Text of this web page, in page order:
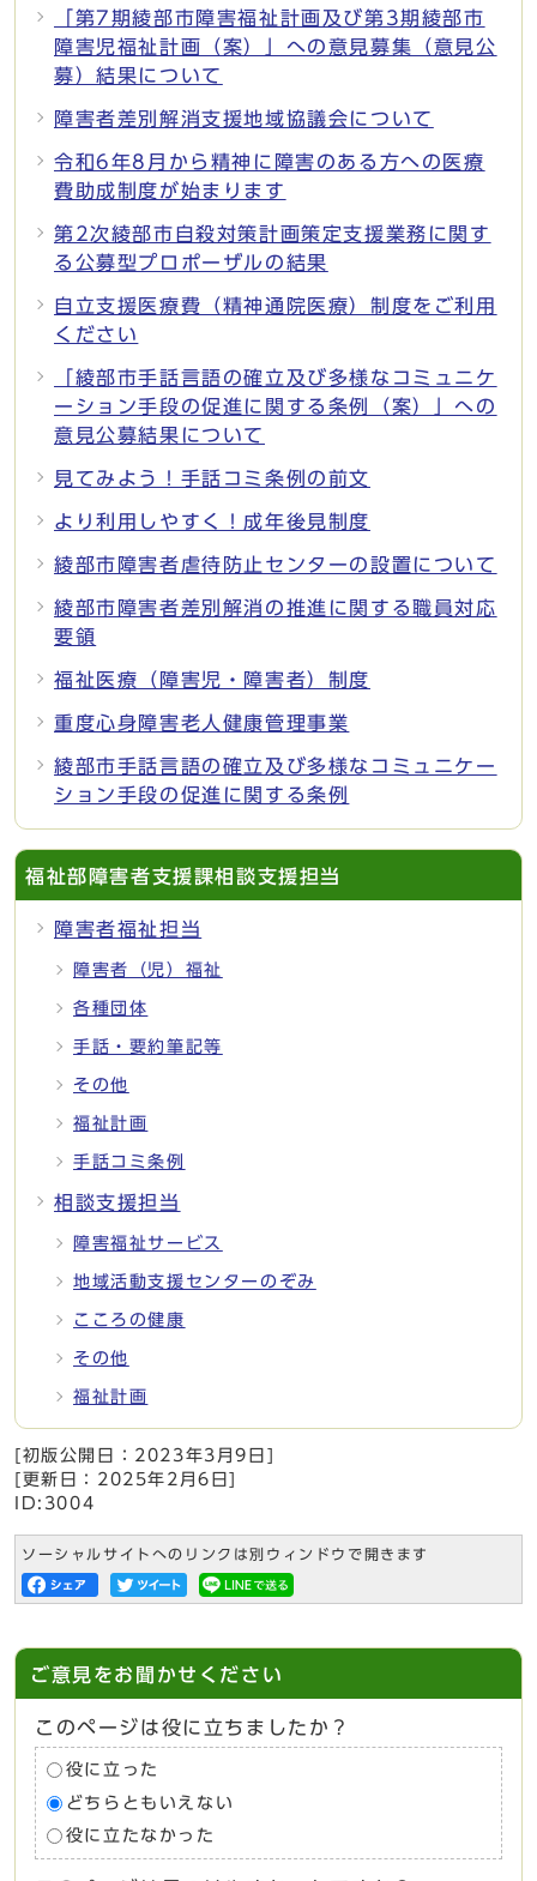
「第7期綾部市障害福祉計画及び第3期綾部市
障害児福祉計画（案）」への意見募集（意見公
募）結果について
障害者差別解消支援地域協議会について
令和6年8月から精神に障害のある方への医療
費助成制度が始まります
第2次綾部市自殺対策計画策定支援業務に関す
る公募型プロポーザルの結果
自立支援医療費（精神通院医療）制度をご利用
ください
「綾部市手話言語の確立及び多様なコミュニケ
ーション手段の促進に関する条例（案）」への
意見公募結果について
見てみよう！手話コミ条例の前文
より利用しやすく！成年後見制度
綾部市障害者虐待防止センターの設置について
綾部市障害者差別解消の推進に関する職員対応
要領
福祉医療（障害児・障害者）制度
重度心身障害老人健康管理事業
綾部市手話言語の確立及び多様なコミュニケー
ション手段の促進に関する条例
福祉部障害者支援課相談支援担当
障害者福祉担当
障害者（児）福祉
各種団体
手話・要約筆記等
その他
福祉計画
手話コミ条例
相談支援担当
障害福祉サービス
地域活動支援センターのぞみ
こころの健康
その他
福祉計画
[初版公開日： 2023年3月9日
[更新日： 2025年2月6日
ID:3004
ソーシャルサイトへのリンクは別ウィンドウで開きます
ご意見をお聞かせください
このページは役に立ちましたか？
役に立った
どちらともいえない
役に立たなかった